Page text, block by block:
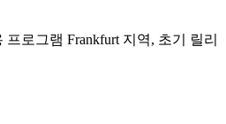
로그램 Frankfurt 지역, 초기 릴리